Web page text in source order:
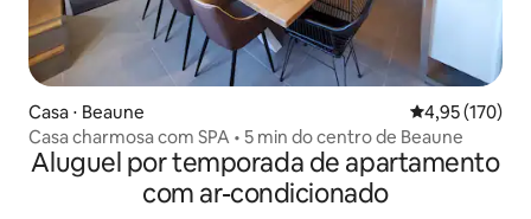
Casa ⋅ Beaune 4,95 de uma
4,95 (170)
Casa charmosa com SPA • 5 min do centro de Beaune
Aluguel por temporada de apartamento
com ar-condicionado